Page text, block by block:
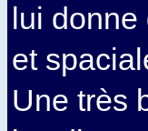
lui
et
Une très